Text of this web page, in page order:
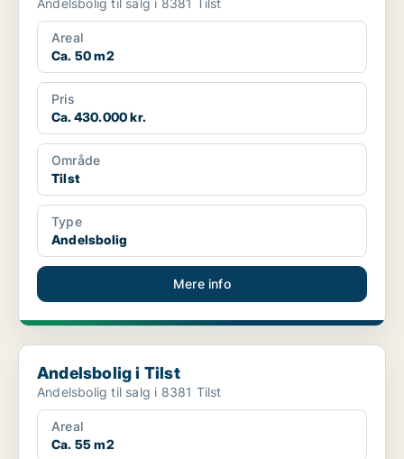
Andelsbolig til salg i 8381 Tilst
Areal
Ca. 50 m2
Pris
Ca. 430.000 kr.
Område
Tilst
Type
Andelsbolig
Mere info
Andelsbolig i Tilst
Andelsbolig i Tilst
Andelsbolig til salg i 8381 Tilst
Areal
Ca. 55 m2